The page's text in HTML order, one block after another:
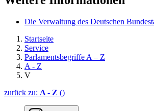
Die Verwaltung des Deutschen
Startseite
Service
Parlamentsbegriffe A – Z
A - Z
V
zurück zu: A - Z ()